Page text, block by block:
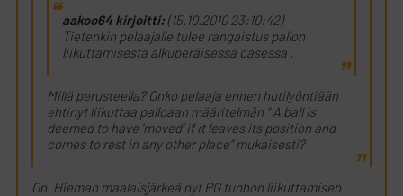
aakoo64 kirjoitti:(15.10.2010 23:10:42)
Tietenkin pelaajalle tulee rangaistus pallon
liikuttamisesta alkuperäisessä casessa .
Millä perusteella? Onko pelaaja ennen hutilyöntiään
ehtinyt liikuttaa palloaan määritelmän ” A ball is
deemed to have ’moved’ if it leaves its position and
comes to rest in any other place” mukaisesti?
On. Hieman maalaisjärkeä nyt PG tuohon liikuttamisen